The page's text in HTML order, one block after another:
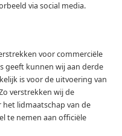
via social media.
voor commerciële
geeft kunnen wij aan derde
is voor de uitvoering van
verstrekken wij de
het lidmaatschap van de
te nemen aan officiële